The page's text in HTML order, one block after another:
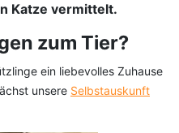
Katze vermittelt.
zum Tier?
ein liebevolles Zuhause
unsere Selbstauskunft